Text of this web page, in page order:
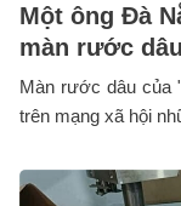
Một ông Đà
màn rước
Màn rước dâu của
trên mạng xã hội